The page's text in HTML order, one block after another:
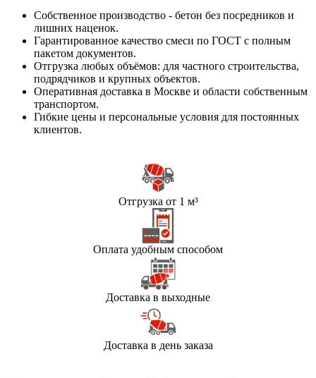
Собственное производство - бетон без посредников и
лишних наценок.
Гарантированное качество смеси по ГОСТ с полным
пакетом документов.
Отгрузка любых объёмов: для частного строительства,
подрядчиков и крупных объектов.
Оперативная доставка в Москве и области собственным
транспортом.
Гибкие цены и персональные условия для постоянных
клиентов.
Отгрузка от 1 м³
Оплата удобным способом
Доставка в выходные
Доставка в день заказа